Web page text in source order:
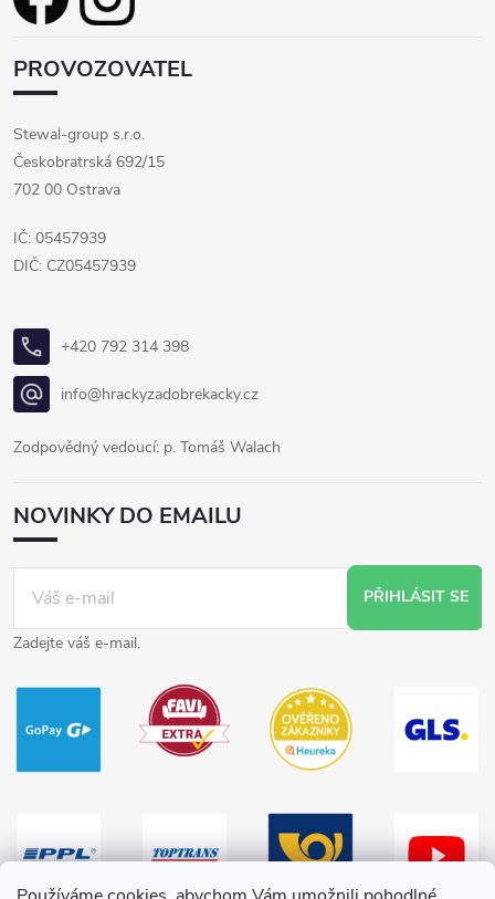
PROVOZOVATEL
Stewal-group s.r.o.
Českobratrská 692/15
702 00 Ostrava
IČ: 05457939
DIČ: CZ05457939
+420 792 314 398
info@hrackyzadobrekacky.cz
Zodpovědný vedoucí: p. Tomáš Walach
NOVINKY DO EMAILU
PŘIHLÁSIT SE
Zadejte váš e-mail.